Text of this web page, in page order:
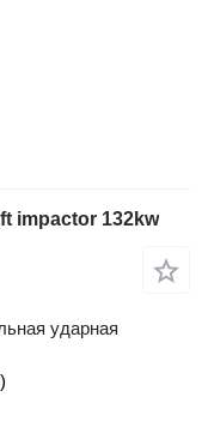
impactor 132kw
ударная